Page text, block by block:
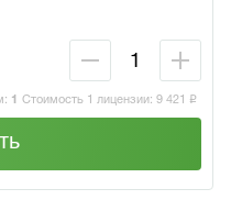
1 Стоимость 1 лицензии: 9 421 q